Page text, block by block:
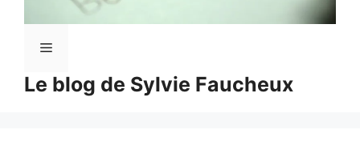
Le blog de Sylvie Faucheux
Menu